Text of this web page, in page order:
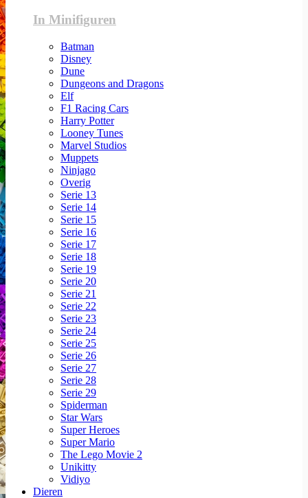
In Minifiguren
Batman
Disney
Dune
Dungeons and Dragons
Elf
F1 Racing Cars
Harry Potter
Looney Tunes
Marvel Studios
Muppets
Ninjago
Overig
Serie 13
Serie 14
Serie 15
Serie 16
Serie 17
Serie 18
Serie 19
Serie 20
Serie 21
Serie 22
Serie 23
Serie 24
Serie 25
Serie 26
Serie 27
Serie 28
Serie 29
Spiderman
Star Wars
Super Heroes
Super Mario
The Lego Movie 2
Unikitty
Vidiyo
Dieren